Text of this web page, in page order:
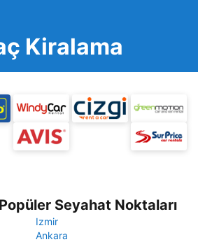
Kiralama
Seyahat Noktaları
Izmir
Ankara